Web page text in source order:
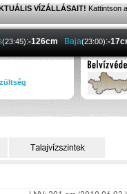
VÍZÁLLÁSAIT! Kattintson
(23:45):-126cm Baja(23:00):-